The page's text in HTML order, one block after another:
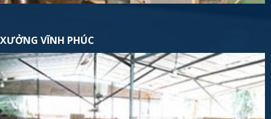
XƯỞNG VĨNH PHÚC